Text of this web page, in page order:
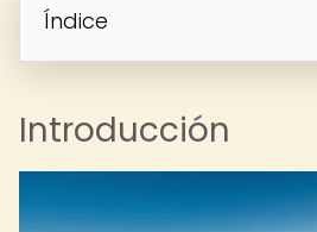
Índice
Introducción